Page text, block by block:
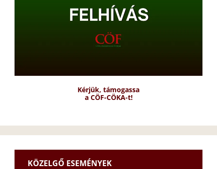
Kérjük, támogassa
a CÖF-CÖKA-t!
KÖZELGŐ ESEMÉNYEK